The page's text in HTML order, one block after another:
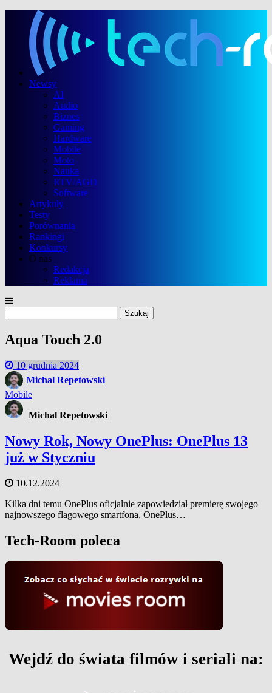
Newsy
AI
Audio
Biznes
Gaming
Hardware
Mobile
Moto
Nauka
RTV/AGD
Software
Artykuły
Testy
Porównania
Rankingi
Konkursy
O nas
Redakcja
Reklama
Aqua Touch 2.0
10 grudnia 2024
Michal Repetowski
Mobile
Michal Repetowski
Nowy Rok, Nowy OnePlus: OnePlus 13
już w Styczniu
10.12.2024
Kilka dni temu OnePlus oficjalnie zapowiedział premierę swojego
najnowszego flagowego smartfona, OnePlus…
Tech-Room poleca
Wejdź do świata filmów i seriali na: